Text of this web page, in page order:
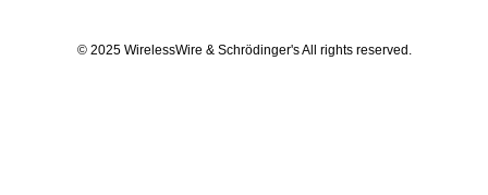
© 2025 WirelessWire & Schrödinger's All rights reserved.